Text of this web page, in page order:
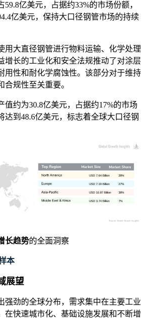
59.8亿美元，占据约33%的市场份额，
亿美元，保持大口径钢管市场的持续
用大直径钢管进行物料运输、化学处理
增长的工业化和安全法规推动了对涂层
用性和耐化学腐蚀性。该部分对于维持
合规性至关重要。
值约为30.8亿美元，占据约17%的市场
达到48.6亿美元，标志着全球大口径钢
7%
USD 3.74 Billion
38%
USD 10.87 Billion
27%
USD 7.19 Billion
28%
USD 7.64 Billion
长趋势的全面洞察
本
展望
强劲的全球分布，需求集中在主要工业
在快速城市化、基础设施发展和不断增